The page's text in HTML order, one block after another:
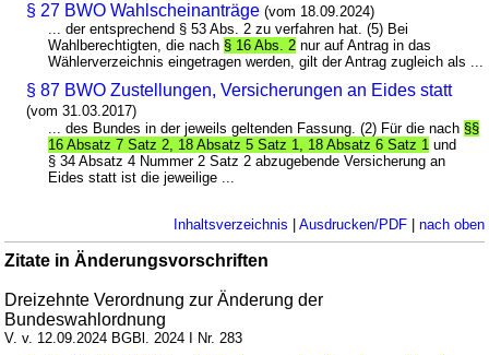
§ 27 BWO Wahlscheinanträge (vom 18.09.2024)
... der entsprechend § 53 Abs. 2 zu verfahren hat. (5) Bei
Wahlberechtigten, die nach § 16 Abs. 2 nur auf Antrag in das
Wählerverzeichnis eingetragen werden, gilt der Antrag zugleich als ...
§ 87 BWO Zustellungen, Versicherungen an Eides statt
(vom 31.03.2017)
... des Bundes in der jeweils geltenden Fassung. (2) Für die nach §§
16 Absatz 7 Satz 2, 18 Absatz 5 Satz 1, 18 Absatz 6 Satz 1 und
§ 34 Absatz 4 Nummer 2 Satz 2 abzugebende Versicherung an
Eides statt ist die jeweilige ...
Inhaltsverzeichnis | Ausdrucken/PDF| nach oben
Zitate in Änderungsvorschriften
Dreizehnte Verordnung zur Änderung der
Bundeswahlordnung
V. v. 12.09.2024 BGBl. 2024 I Nr. 283